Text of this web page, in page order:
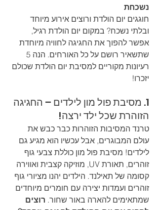
נשכחת
חוגגים יום הולדת ורוצים אירוע מיוחד
ובלתי נשכח? במקום יום הולדת רגיל,
אפשר להפוך את החגיגה לחוויה מיוחדת
רעיונות מקוריים למסיבת יום הולדת שכולם
יזכרו!
1. מסיבת פול מון לילדים – החגיגה
הזוהרת שכל ילד ירצה!
טרנד המסיבות הזוהרות כבר כבש את
עולם המבוגרים, אבל עכשיו הוא מגיע גם
לילדים! מסיבת פול מון כוללת צבעי גוף
זוהרים, תאורת UV, מוזיקה קצבית ואווירה
קסומה של תאילנד. הילדים יהנו מציורי גוף
זוהרים ועמדות יצירה עם חומרים מיוחדים
שמתאימים להארה באור שחור. רוצים